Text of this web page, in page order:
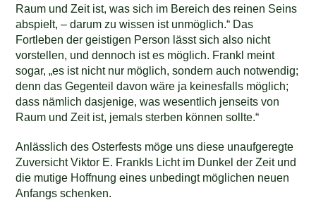
Raum und Zeit ist, was sich im Bereich des reinen Seins
abspielt, – darum zu wissen ist unmöglich.“ Das
Fortleben der geistigen Person lässt sich also nicht
vorstellen, und dennoch ist es möglich. Frankl meint
sogar, „es ist nicht nur möglich, sondern auch notwendig;
denn das Gegenteil davon wäre ja keinesfalls möglich;
dass nämlich dasjenige, was wesentlich jenseits von
Raum und Zeit ist, jemals sterben können sollte.“
Anlässlich des Osterfests möge uns diese unaufgeregte
Zuversicht Viktor E. Frankls Licht im Dunkel der Zeit und
die mutige Hoffnung eines unbedingt möglichen neuen
Anfangs schenken.